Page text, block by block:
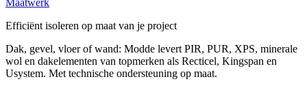
Maatwerk
Efficiënt isoleren op maat van je project
Dak, gevel, vloer of wand: Modde levert PIR, PUR, XPS, minerale
wol en dakelementen van topmerken als Recticel, Kingspan en
Usystem. Met technische ondersteuning op maat.